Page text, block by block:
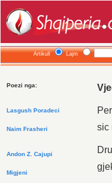
Artikull Lajm
Poezi nga:
Lasgush Poradeci
Naim Frasheri
Andon Z. Cajupi
Migjeni
sic